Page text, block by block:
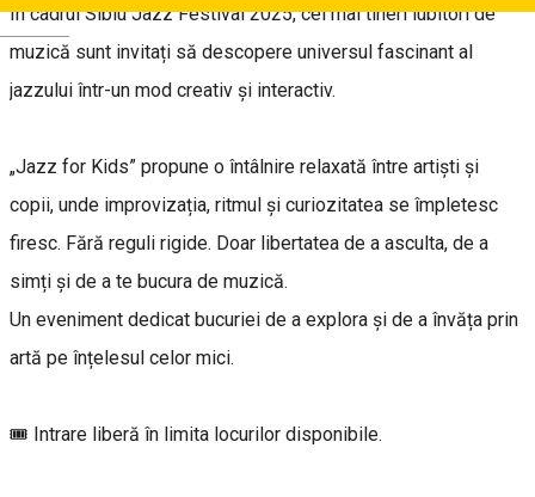
Deutsch
În cadrul Sibiu Jazz Festival 2025, cei mai tineri iubitori de
muzică sunt invitați să descopere universul fascinant al
jazzului într-un mod creativ și interactiv.
„Jazz for Kids” propune o întâlnire relaxată între artiști și
copii, unde improvizația, ritmul și curiozitatea se împletesc
firesc. Fără reguli rigide. Doar libertatea de a asculta, de a
simți și de a te bucura de muzică.
Un eveniment dedicat bucuriei de a explora și de a învăța prin
artă pe înțelesul celor mici.
🎟️ Intrare liberă în limita locurilor disponibile.